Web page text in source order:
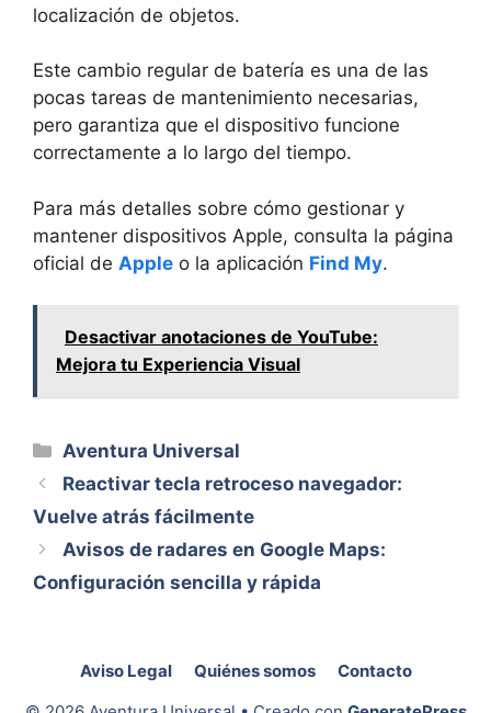
localización de objetos.
Este cambio regular de batería es una de las
pocas tareas de mantenimiento necesarias,
pero garantiza que el dispositivo funcione
correctamente a lo largo del tiempo.
Para más detalles sobre cómo gestionar y
mantener dispositivos Apple, consulta la página
oficial de Apple o la aplicación Find My.
Desactivar anotaciones de YouTube:
Mejora tu Experiencia Visual
Categorías
Aventura Universal
Reactivar tecla retroceso navegador:
Vuelve atrás fácilmente
Avisos de radares en Google Maps:
Configuración sencilla y rápida
Aviso Legal Quiénes somos
Contacto